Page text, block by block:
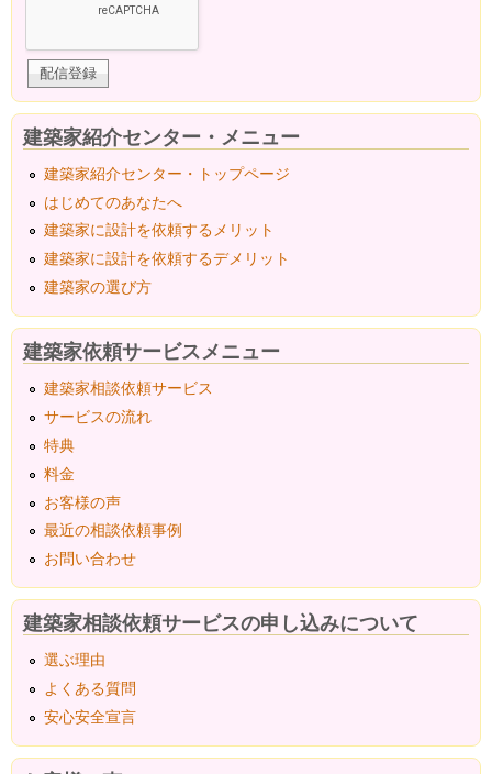
建築家紹介センター・メニュー
建築家紹介センター・トップページ
はじめてのあなたへ
建築家に設計を依頼するメリット
建築家に設計を依頼するデメリット
建築家の選び方
建築家依頼サービスメニュー
建築家相談依頼サービス
サービスの流れ
特典
料金
お客様の声
最近の相談依頼事例
お問い合わせ
建築家相談依頼サービスの申し込みについて
選ぶ理由
よくある質問
安心安全宣言